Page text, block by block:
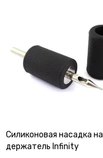
Силиконовая насадка на
держатель Infinity